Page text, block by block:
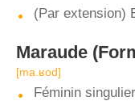
(Par extension)
Maraude
[ma.ʁod]
Féminin